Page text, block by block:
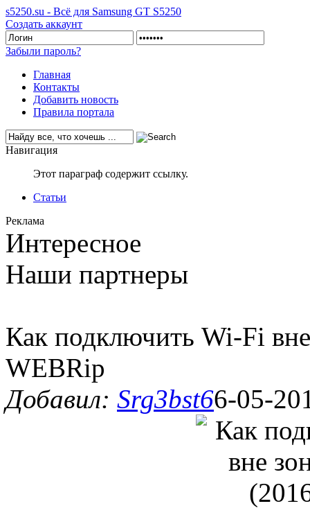
s5250.su - Всё для Samsung GT S5250
Создать аккаунт
Забыли пароль?
Главная
Контакты
Добавить новость
Правила портала
Навигация
Этот параграф содержит ссылку.
Статьи
Реклама
Интересное
Наши партнеры
Как подключить Wi-Fi
WEBRip
Добавил: Srg3bst66-05-